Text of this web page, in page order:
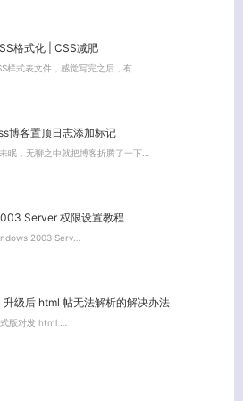
格式化 | CSS减肥
样式表文件，感觉写完之后，有…
博客置顶日志添加标记
眠，无聊之中就把博客折腾了一下…
Server 权限设置教程
2003 Serv…
级后 html 帖无法解析的解决办法
版对发 html …